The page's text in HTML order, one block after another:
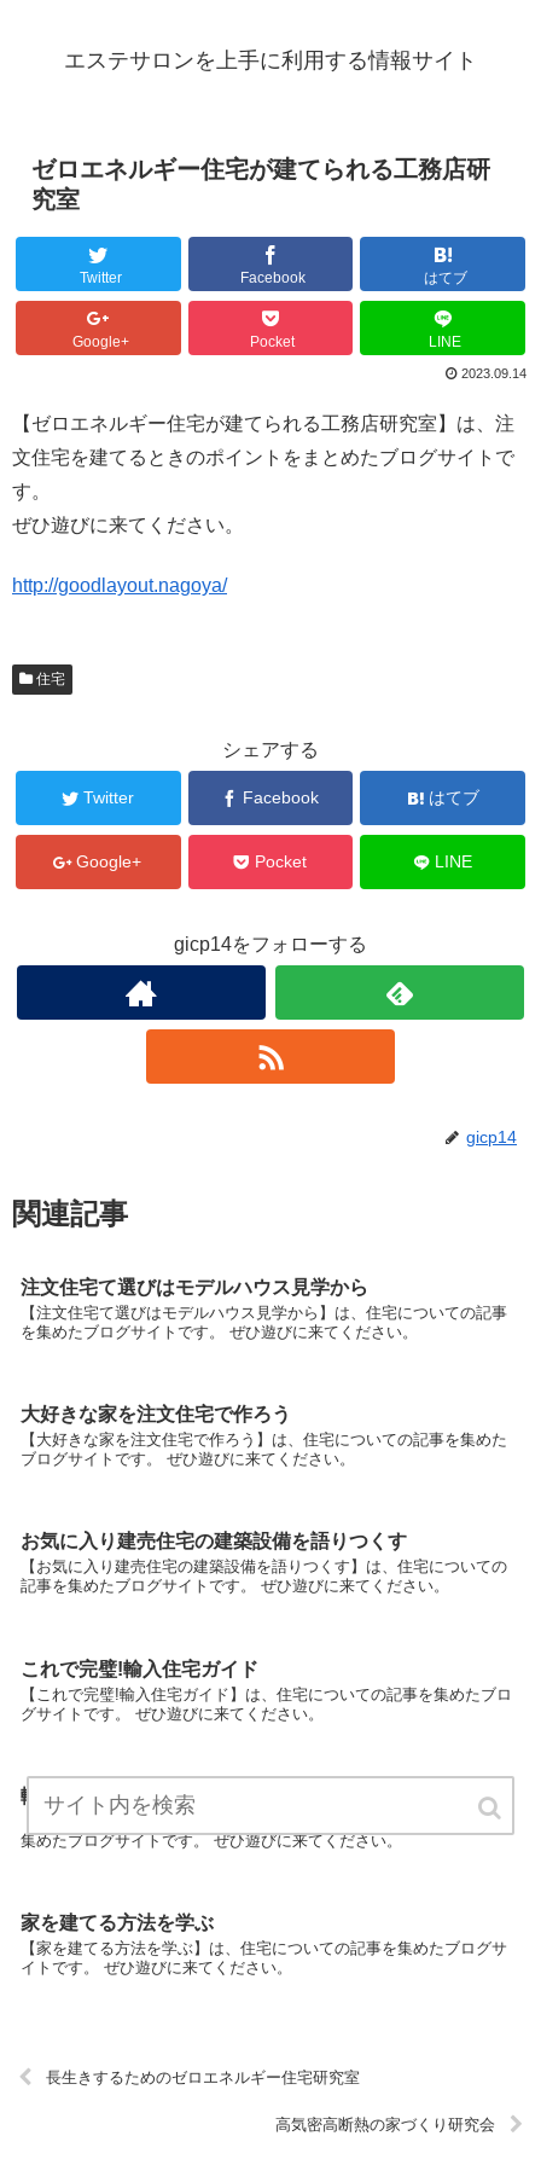
エステサロンを上手に利用する情報サイト
ゼロエネルギー住宅が建てられる工務店研
究室
Twitter Facebook はてブ
Google+ Pocket LINE
2023.09.14
【ゼロエネルギー住宅が建てられる工務店研究室】は、注
文住宅を建てるときのポイントをまとめたブログサイトで
す。
ぜひ遊びに来てください。
http://goodlayout.nagoya/
住宅
シェアする
Twitter Facebook はてブ
Google+ Pocket LINE
gicp14をフォローする
gicp14
関連記事
注文住宅て選びはモデルハウス見学から
【注文住宅て選びはモデルハウス見学から】は、住宅についての記事
を集めたブログサイトです。 ぜひ遊びに来てください。
大好きな家を注文住宅で作ろう
【大好きな家を注文住宅で作ろう】は、住宅についての記事を集めた
ブログサイトです。 ぜひ遊びに来てください。
お気に入り建売住宅の建築設備を語りつくす
【お気に入り建売住宅の建築設備を語りつくす】は、住宅についての
記事を集めたブログサイトです。 ぜひ遊びに来てください。
これで完璧!輸入住宅ガイド
【これで完璧!輸入住宅ガイド】は、住宅についての記事を集めたブロ
グサイトです。 ぜひ遊びに来てください。
輸入住宅の購入からメンテナンスまで
【輸入住宅の購入からメンテナンスまで】は、住宅についての記事を
集めたブログサイトです。 ぜひ遊びに来てください。
家を建てる方法を学ぶ
【家を建てる方法を学ぶ】は、住宅についての記事を集めたブログサ
イトです。 ぜひ遊びに来てください。
長生きするためのゼロエネルギー住宅研究室
高気密高断熱の家づくり研究会